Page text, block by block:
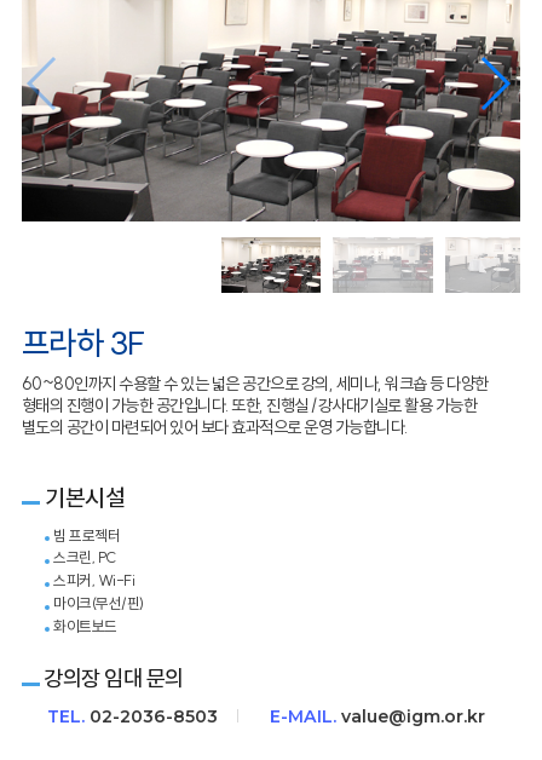
프라하 3F
60~80인까지 수용할 수 있는 넓은 공간으로 강의, 세미나, 워크숍 등 다양한
형태의 진행이 가능한 공간입니다. 또한, 진행실 /강사대기실로 활용 가능한
별도의 공간이 마련되어 있어 보다 효과적으로 운영 가능합니다.
기본시설
빔 프로젝터
스크린, PC
스피커, Wi-Fi
마이크(무선/핀)
화이트보드
강의장 임대 문의
TEL. 02-2036-8503 E-MAIL.value@igm.or.kr